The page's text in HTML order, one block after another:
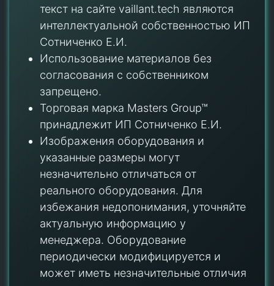
текст на сайте vaillant.tech являются
интеллектуальной собственностью ИП
Сотниченко Е.И.
Использование материалов без
согласования с собственником
запрещено.
Торговая марка Masters Group™
принадлежит ИП Сотниченко Е.И.
Изображения оборудования и
указанные размеры могут
незначительно отличаться от
реального оборудования. Для
избежания недопонимания, уточняйте
актуальную информацию у
менеджера. Оборудование
периодически модифицируется и
может иметь незначительные отличия